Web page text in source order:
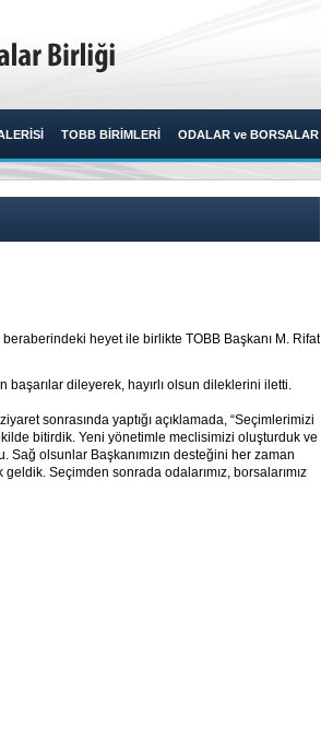
TOBB BİRİMLERİ ODALAR ve BORSALAR
heyet ile birlikte TOBB Başkanı M. Rifat
başarılar dileyerek, hayırlı olsun dileklerini iletti.
sonrasında yaptığı açıklamada, “Seçimlerimizi
bitirdik. Yeni yönetimle meclisimizi oluşturduk ve
Sağ olsunlar Başkanımızın desteğini her zaman
Seçimden sonrada odalarımız, borsalarımız